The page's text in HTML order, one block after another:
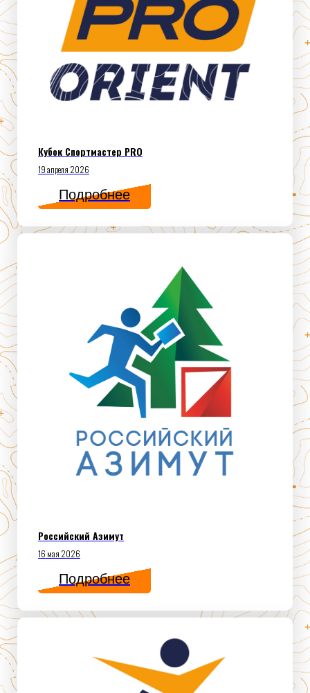
Кубок Спортмастер PRO
19 апреля 2026
Российский Азимут
16 мая 2026